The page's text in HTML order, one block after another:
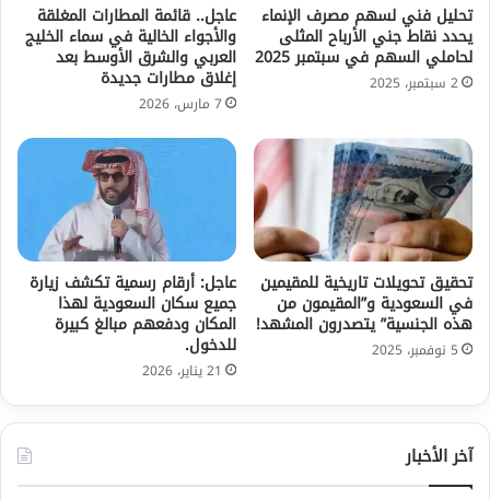
تحليل فني لسهم مصرف الإنماء
يحدد نقاط جني الأرباح المثلى
لحاملي السهم في سبتمبر 2025
2 سبتمبر، 2025
عاجل.. قائمة المطارات المغلقة
والأجواء الخالية في سماء الخليج
العربي والشرق الأوسط بعد
إغلاق مطارات جديدة
7 مارس، 2026
تحقيق تحويلات تاريخية للمقيمين
في السعودية و”المقيمون من
هذه الجنسية” يتصدرون المشهد!
5 نوفمبر، 2025
عاجل: أرقام رسمية تكشف زيارة
جميع سكان السعودية لهذا
المكان ودفعهم مبالغ كبيرة
للدخول.
21 يناير، 2026
آخر الأخبار